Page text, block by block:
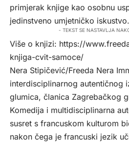
primjerak knjige kao osobnu
jedinstveno umjetničko iskustvo.
- TEKST SE NASTAVLJA
Više o knjizi: https://www.
knjiga-cvit-samoce/
Nera Stipičević/Freeda Nera
interdisciplinarnog autentičnog
glumica, članica Zagrebačkog
Komedija i multidisciplinarna
susret s francuskom kulturom
nakon čega je francuski jezik